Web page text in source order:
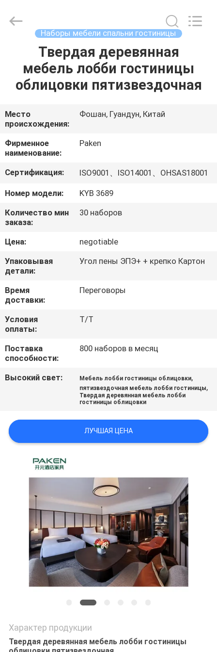
ПРОДУКТЫ
О
НАС
ПУТЕШЕСТВИЕ
ФАБРИКИ
ПРОВЕРКА
КАЧЕСТВА
СВЯЖИТЕСЬ
МЫ
СПРОСИТЕ
ЦИТАТУ
КАРТА
Наборы мебели спальни гостиницы
Твердая деревянная
мебель лобби гостиницы
облицовки пятизвездочная
Место
происхождения:
Фошан, Гуандун, Китай
Фирменное
наименование:
Paken
Сертификация: ISO9001、ISO14001、OHSAS18001
Номер модели:
KYB 3689
Количество мин
заказа:
30 наборов
Цена:
negotiable
Упаковывая
детали:
Угол пены ЭПЭ+ + крепко Картон
Время
доставки:
Переговоры
Условия
оплаты:
Т/Т
Поставка
способности:
800 наборов в месяц
Высокий свет: Мебель лобби гостиницы облицовки,
пятизвездочная мебель лобби гостиницы,
Твердая деревянная мебель лобби
гостиницы облицовки
ЛУЧШАЯ ЦЕНА
Характер продукции
Твердая деревянная мебель лобби гостиницы